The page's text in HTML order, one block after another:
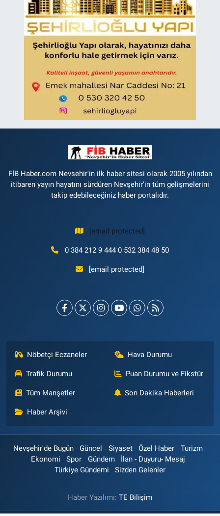
FİB Haber.com Nevsehir'in ilk haber sitesi olarak 2005 yılından
itibaren yayın hayatını sürdüren Nevşehir'in tüm gelişmelerini
takip edebileceğiniz haber portalıdır.
[email protected]
0 384 212 9 444 0 532 384 48 50
[email protected]
Nöbetçi Eczaneler Hava Durumu
Trafik Durumu Puan Durumu ve Fikstür
Tüm Manşetler Son Dakika Haberleri
Haber Arşivi
Nevşehir'de Bugün Güncel Siyaset Özel Haber
Turizm
Ekonomi
Spor Gündem
İlan - Duyuru- Mesaj
Türkiye Gündemi
Sizden Gelenler
Haber Yazılımı: TE Bilişim